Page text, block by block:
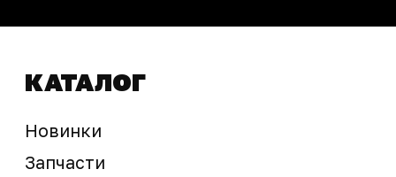
Мотомагазин
Новости